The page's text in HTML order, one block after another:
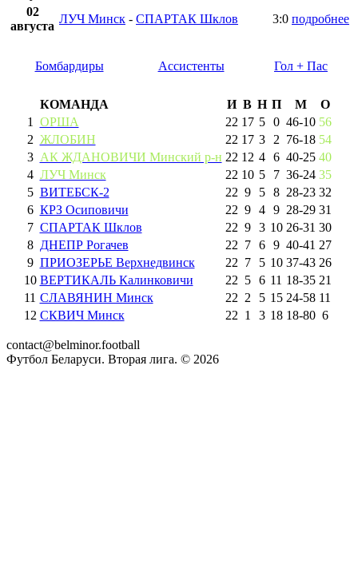
02
августа
ЛУЧ Минск - СПАРТАК Шклов 3:0 подробнее
Бомбардиры Ассистенты Гол + Пас
КОМАНДА И В Н П М
О
1
ОРША 22 17 5 0 46-10 56
2 ЖЛОБИН 22 17 3 2 76-18 54
3 АК ЖДАНОВИЧИ Минский р-н 22 12 4 6 40-25 40
4 ЛУЧ Минск 22 10 5 7 36-24 35
5 ВИТЕБСК-2 22 9 5 8 28-23 32
6 КРЗ Осиповичи 22 9 4 9 28-29 31
7 СПАРТАК Шклов 22 9 3 10 26-31 30
8 ДНЕПР Рогачев 22 7 6 9 40-41 27
9 ПРИОЗЕРЬЕ Верхнедвинск 22 7 5 10 37-43 26
10 ВЕРТИКАЛЬ Калинковичи 22 5 6 11 18-35 21
11 СЛАВЯНИН Минск 22 2 5 15 24-58 11
12 СКВИЧ Минск 22 1 3 18 18-80 6
contact@belminor.football
Футбол Беларуси. Вторая лига. © 2026